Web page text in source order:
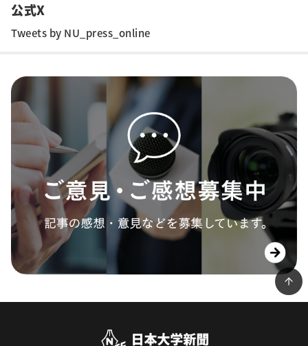
公式X
Tweets by NU_press_online